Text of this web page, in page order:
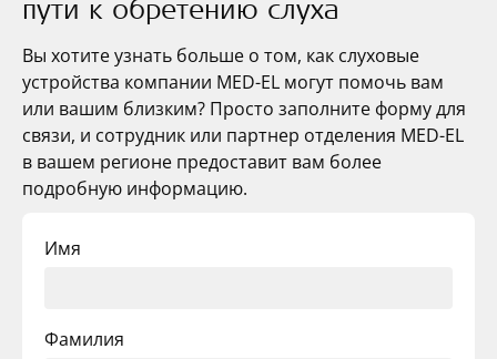
пути к обретению слуха
Вы хотите узнать больше о том, как слуховые
устройства компании MED-EL могут помочь вам
или вашим близким? Просто заполните форму для
связи, и сотрудник или партнер отделения MED-EL
в вашем регионе предоставит вам более
подробную информацию.
Имя
Фамилия